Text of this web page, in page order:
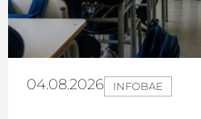
04.08.2026 INFOBAE